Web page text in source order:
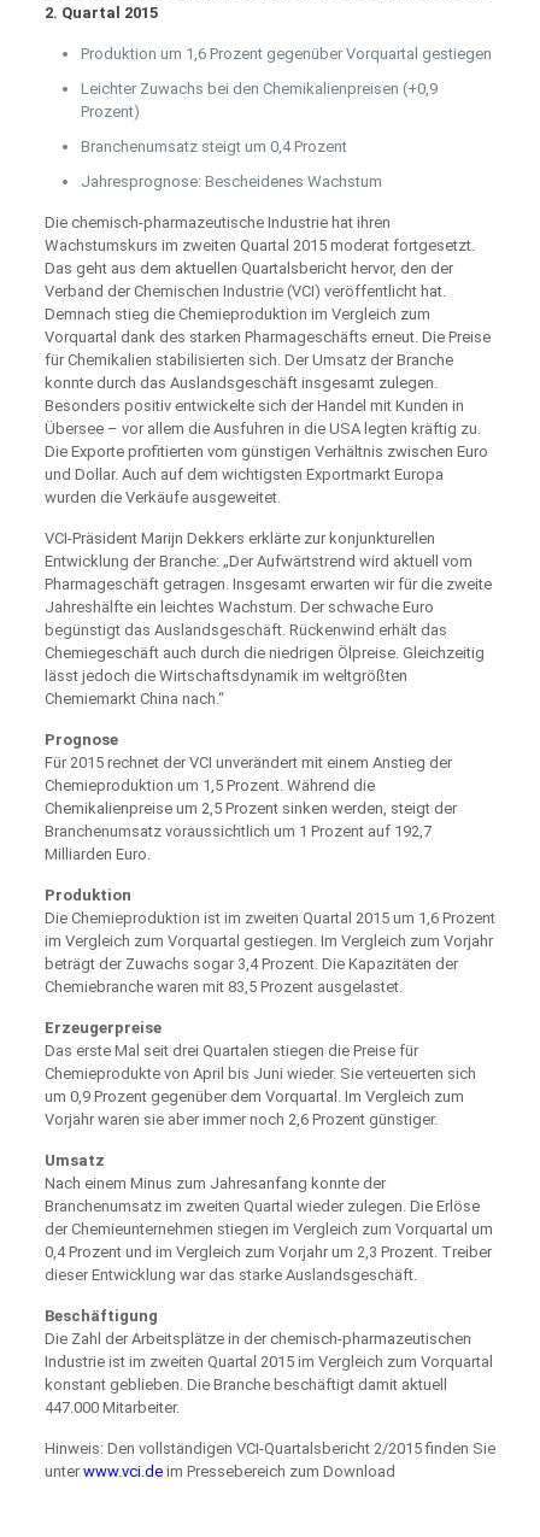
2. Quartal 2015
Produktion um 1,6 Prozent gegenüber Vorquartal gestiegen
Leichter Zuwachs bei den Chemikalienpreisen (+0,9
Prozent)
Branchenumsatz steigt um 0,4 Prozent
Jahresprognose: Bescheidenes Wachstum
Die chemisch-pharmazeutische Industrie hat ihren
Wachstumskurs im zweiten Quartal 2015 moderat fortgesetzt.
Das geht aus dem aktuellen Quartalsbericht hervor, den der
Verband der Chemischen Industrie (VCI) veröffentlicht hat.
Demnach stieg die Chemieproduktion im Vergleich zum
Vorquartal dank des starken Pharmageschäfts erneut. Die Preise
für Chemikalien stabilisierten sich. Der Umsatz der Branche
konnte durch das Auslandsgeschäft insgesamt zulegen.
Besonders positiv entwickelte sich der Handel mit Kunden in
Übersee – vor allem die Ausfuhren in die USA legten kräftig zu.
Die Exporte profitierten vom günstigen Verhältnis zwischen Euro
und Dollar. Auch auf dem wichtigsten Exportmarkt Europa
wurden die Verkäufe ausgeweitet.
VCI-Präsident Marijn Dekkers erklärte zur konjunkturellen
Entwicklung der Branche: „Der Aufwärtstrend wird aktuell vom
Pharmageschäft getragen. Insgesamt erwarten wir für die zweite
Jahreshälfte ein leichtes Wachstum. Der schwache Euro
begünstigt das Auslandsgeschäft. Rückenwind erhält das
Chemiegeschäft auch durch die niedrigen Ölpreise. Gleichzeitig
lässt jedoch die Wirtschaftsdynamik im weltgrößten
Chemiemarkt China nach.“
Prognose
Für 2015 rechnet der VCI unverändert mit einem Anstieg der
Chemieproduktion um 1,5 Prozent. Während die
Chemikalienpreise um 2,5 Prozent sinken werden, steigt der
Branchenumsatz voraussichtlich um 1 Prozent auf 192,7
Milliarden Euro.
Produktion
Die Chemieproduktion ist im zweiten Quartal 2015 um 1,6 Prozent
im Vergleich zum Vorquartal gestiegen. Im Vergleich zum Vorjahr
beträgt der Zuwachs sogar 3,4 Prozent. Die Kapazitäten der
Chemiebranche waren mit 83,5 Prozent ausgelastet.
Erzeugerpreise
Das erste Mal seit drei Quartalen stiegen die Preise für
Chemieprodukte von April bis Juni wieder. Sie verteuerten sich
um 0,9 Prozent gegenüber dem Vorquartal. Im Vergleich zum
Vorjahr waren sie aber immer noch 2,6 Prozent günstiger.
Umsatz
Nach einem Minus zum Jahresanfang konnte der
Branchenumsatz im zweiten Quartal wieder zulegen. Die Erlöse
der Chemieunternehmen stiegen im Vergleich zum Vorquartal um
0,4 Prozent und im Vergleich zum Vorjahr um 2,3 Prozent. Treiber
dieser Entwicklung war das starke Auslandsgeschäft.
Beschäftigung
Die Zahl der Arbeitsplätze in der chemisch-pharmazeutischen
Industrie ist im zweiten Quartal 2015 im Vergleich zum Vorquartal
konstant geblieben. Die Branche beschäftigt damit aktuell
447.000 Mitarbeiter.
Hinweis: Den vollständigen VCI-Quartalsbericht 2/2015 finden Sie
unter www.vci.deim Pressebereich zum Download